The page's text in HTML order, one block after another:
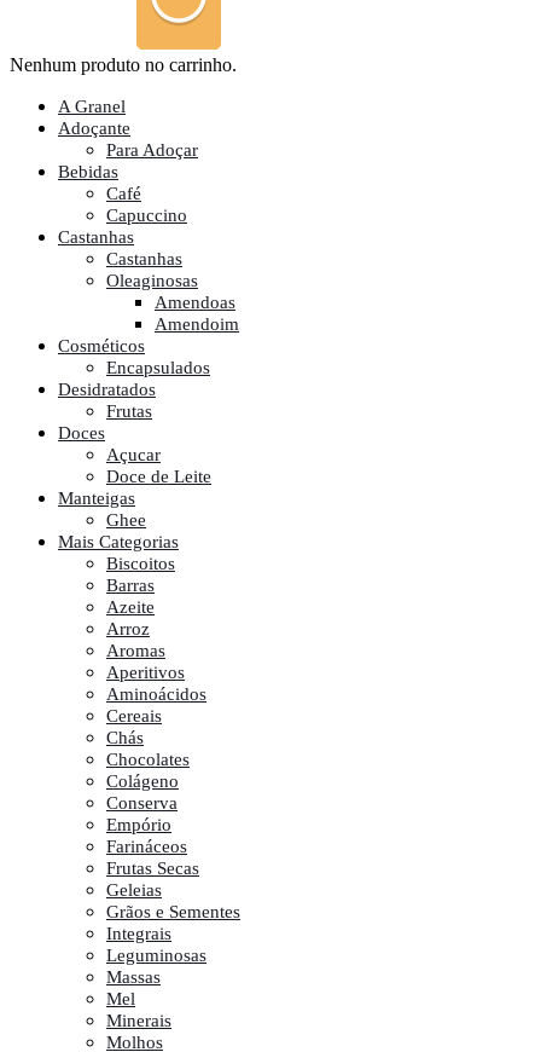
Nenhum produto no carrinho.
A Granel
Adoçante
Para Adoçar
Bebidas
Café
Capuccino
Castanhas
Castanhas
Oleaginosas
Amendoas
Amendoim
Cosméticos
Encapsulados
Desidratados
Frutas
Doces
Açucar
Doce de Leite
Manteigas
Ghee
Mais Categorias
Biscoitos
Barras
Azeite
Arroz
Aromas
Aperitivos
Aminoácidos
Cereais
Chás
Chocolates
Colágeno
Conserva
Empório
Farináceos
Frutas Secas
Geleias
Grãos e Sementes
Integrais
Leguminosas
Massas
Mel
Minerais
Molhos